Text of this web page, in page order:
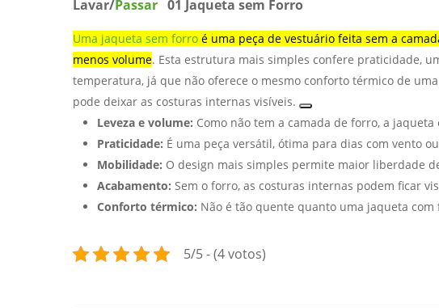
Lavar/Passar 01 Jaqueta sem Forro
Uma jaqueta sem forro é uma peça de vestuário feita sem a
menos volume. Esta estrutura mais simples confere praticidade,
temperatura, já que não oferece o mesmo conforto térmico de
pode deixar as costuras internas visíveis.
Leveza e volume: Como não tem a camada de forro, a
Praticidade: É uma peça versátil, ótima para dias com vento
Mobilidade: O design mais simples permite maior liberdade
Acabamento: Sem o forro, as costuras internas podem ficar
Conforto térmico: Não é tão quente quanto uma jaqueta
5/5 - (4 votos)